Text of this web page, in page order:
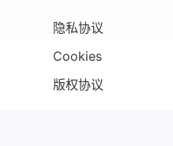
隐私协议
Cookies
版权协议